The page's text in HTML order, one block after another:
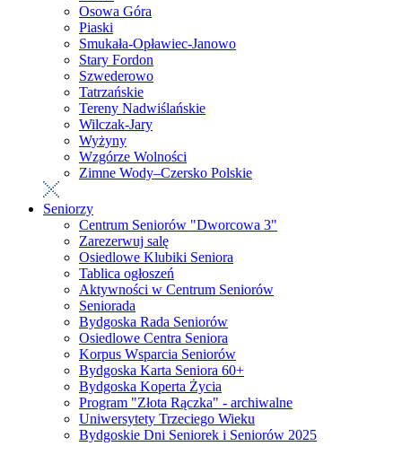
Osowa Góra
Piaski
Smukała-Opławiec-Janowo
Stary Fordon
Szwederowo
Tatrzańskie
Tereny Nadwiślańskie
Wilczak-Jary
Wyżyny
Wzgórze Wolności
Zimne Wody–Czersko Polskie
Seniorzy
Centrum Seniorów "Dworcowa 3"
Zarezerwuj salę
Osiedlowe Klubiki Seniora
Tablica ogłoszeń
Aktywności w Centrum Seniorów
Seniorada
Bydgoska Rada Seniorów
Osiedlowe Centra Seniora
Korpus Wsparcia Seniorów
Bydgoska Karta Seniora 60+
Bydgoska Koperta Życia
Program "Złota Rączka" - archiwalne
Uniwersytety Trzeciego Wieku
Bydgoskie Dni Seniorek i Seniorów 2025